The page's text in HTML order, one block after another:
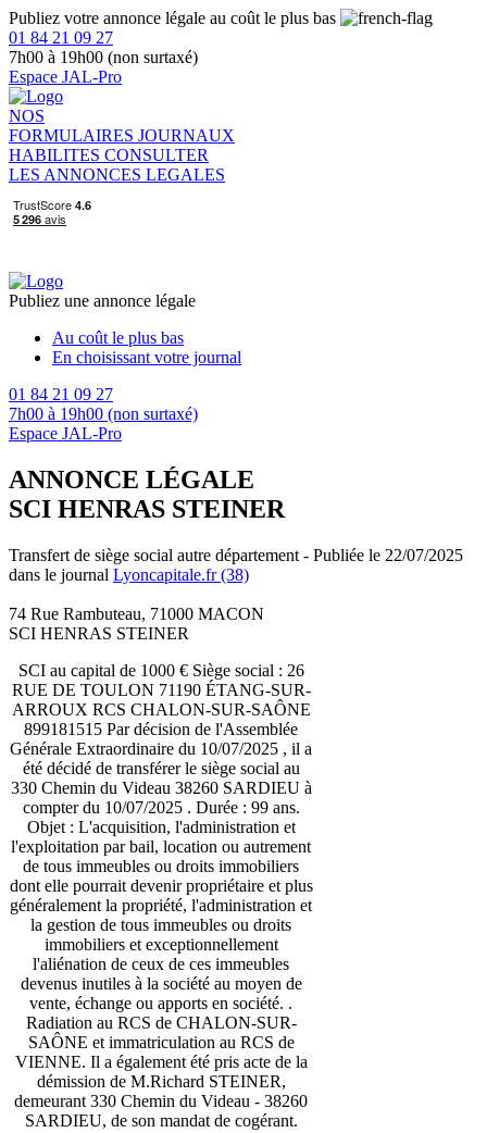
Publiez votre annonce légale au coût le plus bas
01 84 21 09 27
7h00 à 19h00 (non surtaxé)
Espace JAL-Pro
NOS
FORMULAIRES JOURNAUX
HABILITES CONSULTER
LES ANNONCES LEGALES
Publiez une annonce légale
Au coût le plus bas
En choisissant votre journal
01 84 21 09 27
7h00 à 19h00 (non surtaxé)
Espace JAL-Pro
ANNONCE LÉGALE
SCI HENRAS STEINER
Transfert de siège social autre département - Publiée le 22/07/2025
dans le journal Lyoncapitale.fr (38)
74 Rue Rambuteau, 71000 MACON
SCI HENRAS STEINER
SCI au capital de 1000 € Siège social : 26
RUE DE TOULON 71190 ÉTANG-SUR-
ARROUX RCS CHALON-SUR-SAÔNE
899181515 Par décision de l'Assemblée
Générale Extraordinaire du 10/07/2025 , il a
été décidé de transférer le siège social au
330 Chemin du Videau 38260 SARDIEU à
compter du 10/07/2025 . Durée : 99 ans.
Objet : L'acquisition, l'administration et
l'exploitation par bail, location ou autrement
de tous immeubles ou droits immobiliers
dont elle pourrait devenir propriétaire et plus
généralement la propriété, l'administration et
la gestion de tous immeubles ou droits
immobiliers et exceptionnellement
l'aliénation de ceux de ces immeubles
devenus inutiles à la société au moyen de
vente, échange ou apports en société. .
Radiation au RCS de CHALON-SUR-
SAÔNE et immatriculation au RCS de
VIENNE. Il a également été pris acte de la
démission de M.Richard STEINER,
demeurant 330 Chemin du Videau - 38260
SARDIEU, de son mandat de cogérant.